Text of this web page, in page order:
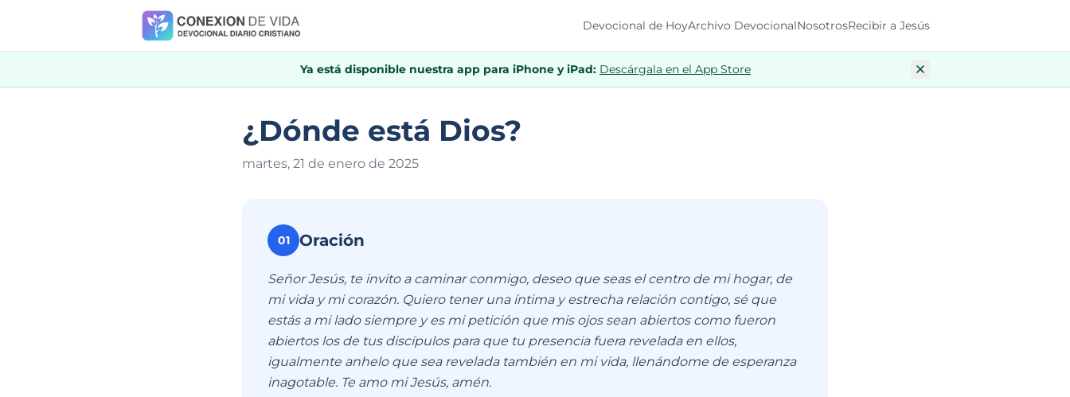
Devocional de HoyArchivo DevocionalNosotrosRecibir a Jesús
Ya está disponible nuestra app para iPhone y iPad: Descárgala en el App Store
¿Dónde está Dios?
martes, 21 de enero de 2025
01 Oración
Señor Jesús, te invito a caminar conmigo, deseo que seas el centro de mi hogar, de
mi vida y mi corazón. Quiero tener una íntima y estrecha relación contigo, sé que
estás a mi lado siempre y es mi petición que mis ojos sean abiertos como fueron
abiertos los de tus discípulos para que tu presencia fuera revelada en ellos,
igualmente anhelo que sea revelada también en mi vida, llenándome de esperanza
inagotable. Te amo mi Jesús, amén.